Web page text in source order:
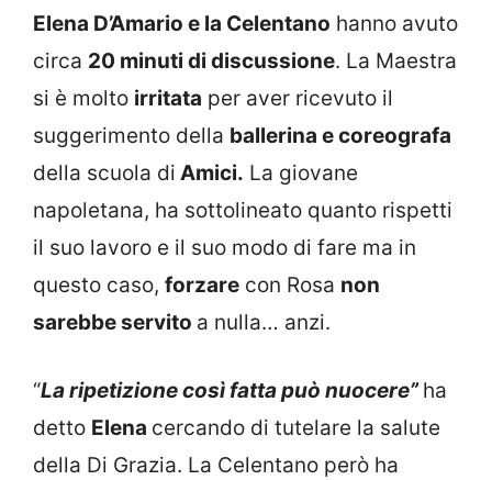
Elena D’Amario e la Celentano hanno avuto
circa 20 minuti di discussione. La Maestra
si è molto irritata per aver ricevuto il
suggerimento della ballerina e coreografa
della scuola di Amici. La giovane
napoletana, ha sottolineato quanto rispetti
il suo lavoro e il suo modo di fare ma in
questo caso, forzare con Rosa non
sarebbe servito a nulla… anzi.
“La ripetizione così fatta può nuocere” ha
detto Elena cercando di tutelare la salute
della Di Grazia. La Celentano però ha